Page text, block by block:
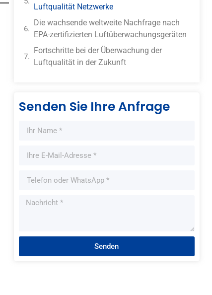
Luftqualität Netzwerke
Die wachsende weltweite Nachfrage nach
EPA-zertifizierten Luftüberwachungsgeräten
Fortschritte bei der Überwachung der
Luftqualität in der Zukunft
Senden Sie Ihre Anfrage
Senden